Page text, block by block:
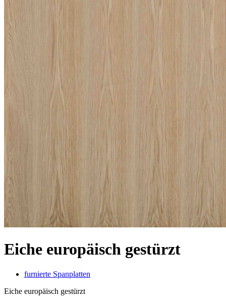
Eiche europäisch gestürzt
furnierte Spanplatten
Eiche europäisch gestürzt